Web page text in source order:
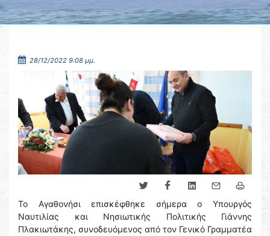
28/12/2022 9:08 μμ.
To Αγαθονήσι επισκέφθηκε σήμερα ο Υπουργός
Ναυτιλίας και Νησιωτικής Πολιτικής Γιάννης
Πλακιωτάκης, συνοδευόμενος από τον Γενικό Γραμματέα